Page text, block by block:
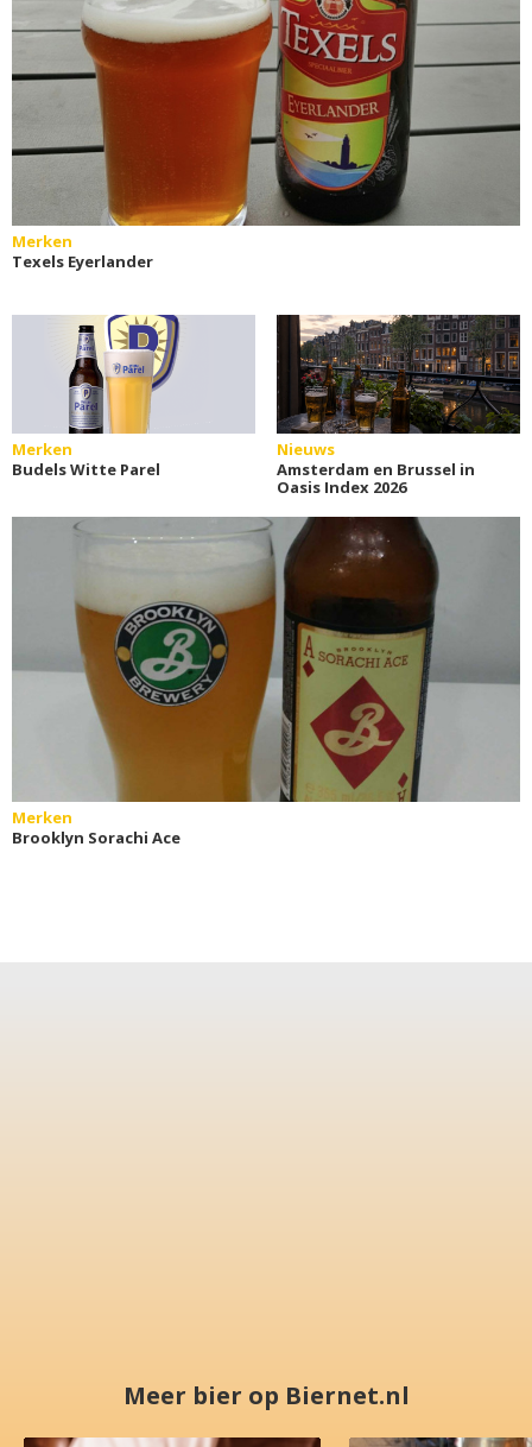
Merken
Texels Eyerlander
Merken
Budels Witte Parel
Nieuws
Amsterdam en Brussel in
Oasis Index 2026
Merken
Brooklyn Sorachi Ace
Meer bier op Biernet.nl